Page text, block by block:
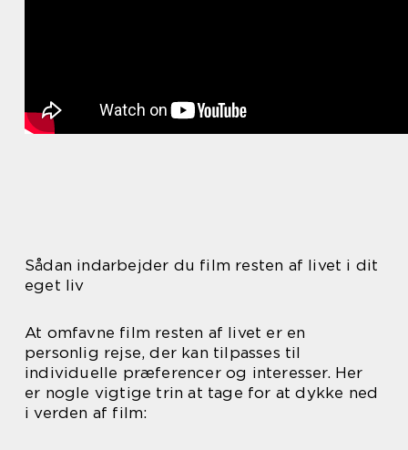
Sådan indarbejder du film resten af livet i dit
eget liv
At omfavne film resten af livet er en
personlig rejse, der kan tilpasses til
individuelle præferencer og interesser. Her
er nogle vigtige trin at tage for at dykke ned
i verden af film: